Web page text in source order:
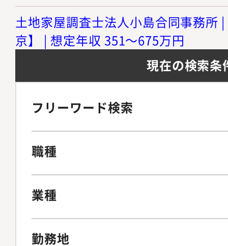
土地家屋調査士法人小島合同事務所
京】 | 想定年収 351～675万円
現在の検索条
フリーワード検索
職種
業種
勤務地